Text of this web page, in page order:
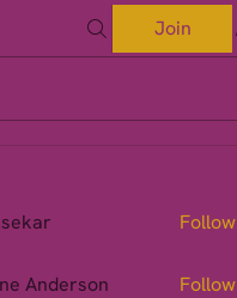
Join
Follow
Anderson Follow